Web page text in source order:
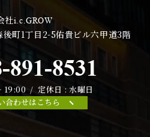
社i.c.GROW
後町1丁目2-5佑貴ビル六甲道3階
891-8531
19:00 / 定休日 : 水曜日
合わせはこちら